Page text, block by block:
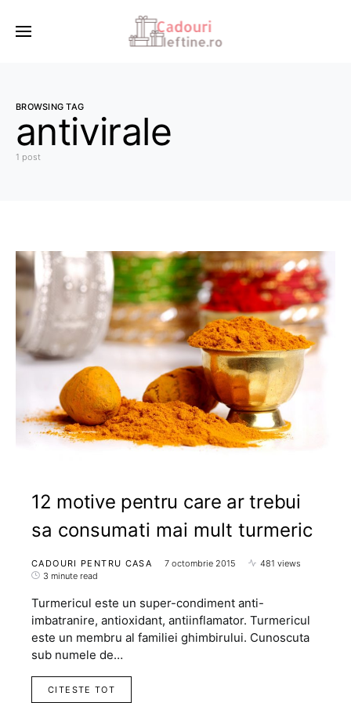
BROWSING TAG
antivirale
1 post
12 motive pentru care ar trebui
sa consumati mai mult turmeric
CADOURI PENTRU CASA 7 octombrie 2015
481 views
3 minute read
Turmericul este un super-condiment anti-
imbatranire, antioxidant, antiinflamator. Turmericul
este un membru al familiei ghimbirului. Cunoscuta
sub numele de…
CITESTE TOT